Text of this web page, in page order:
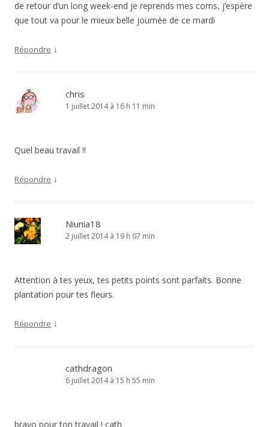
de retour d’un long week-end je reprends mes coms, j’espère
que tout va pour le mieux belle journée de ce mardi
Répondre ↓
chris
1 juillet 2014 à 16 h 11 min
Quel beau travail !!
Répondre ↓
Niunia18
2 juillet 2014 à 19 h 07 min
Attention à tes yeux, tes petits points sont parfaits. Bonne
plantation pour tes fleurs.
Répondre ↓
cathdragon
6 juillet 2014 à 15 h 55 min
bravo pour ton travail ! cath